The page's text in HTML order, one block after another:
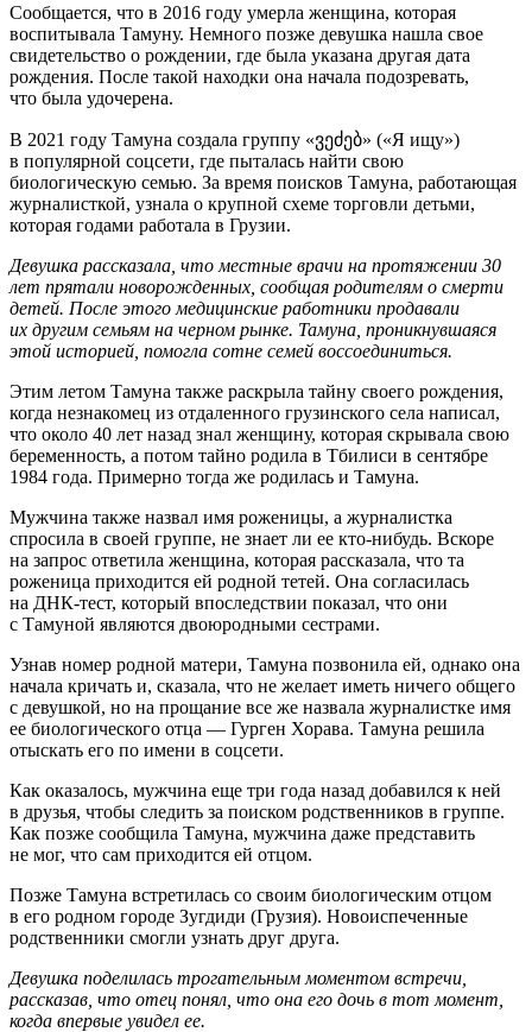
Сообщается, что в 2016 году умерла женщина, которая
воспитывала Тамуну. Немного позже девушка нашла свое
свидетельство о рождении, где была указана другая дата
рождения. После такой находки она начала подозревать,
что была удочерена.
В 2021 году Тамуна создала группу «ვეძებ» («Я ищу»)
в популярной соцсети, где пыталась найти свою
биологическую семью. За время поисков Тамуна, работающая
журналисткой, узнала о крупной схеме торговли детьми,
которая годами работала в Грузии.
Девушка рассказала, что местные врачи на протяжении 30
лет прятали новорожденных, сообщая родителям о смерти
детей. После этого медицинские работники продавали
их другим семьям на черном рынке. Тамуна, проникнувшаяся
этой историей, помогла сотне семей воссоединиться.
Этим летом Тамуна также раскрыла тайну своего рождения,
когда незнакомец из отдаленного грузинского села написал,
что около 40 лет назад знал женщину, которая скрывала свою
беременность, а потом тайно родила в Тбилиси в сентябре
1984 года. Примерно тогда же родилась и Тамуна.
Мужчина также назвал имя роженицы, а журналистка
спросила в своей группе, не знает ли ее кто‑нибудь. Вскоре
на запрос ответила женщина, которая рассказала, что та
роженица приходится ей родной тетей. Она согласилась
на ДНК-тест, который впоследствии показал, что они
с Тамуной являются двоюродными сестрами.
Узнав номер родной матери, Тамуна позвонила ей, однако она
начала кричать и, сказала, что не желает иметь ничего общего
с девушкой, но на прощание все же назвала журналистке имя
ее биологического отца — Гурген Хорава. Тамуна решила
отыскать его по имени в соцсети.
Как оказалось, мужчина еще три года назад добавился к ней
в друзья, чтобы следить за поиском родственников в группе.
Как позже сообщила Тамуна, мужчина даже представить
не мог, что сам приходится ей отцом.
Позже Тамуна встретилась со своим биологическим отцом
в его родном городе Зугдиди (Грузия). Новоиспеченные
родственники смогли узнать друг друга.
Девушка поделилась трогательным моментом встречи,
рассказав, что отец понял, что она его дочь в тот момент,
когда впервые увидел ее.